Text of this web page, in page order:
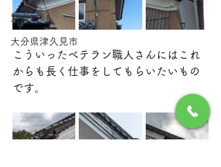
別府市
大分県津久見市
こういったベテラン職人さんにはこれ
からも長く仕事をしてもらいたいもの
です。